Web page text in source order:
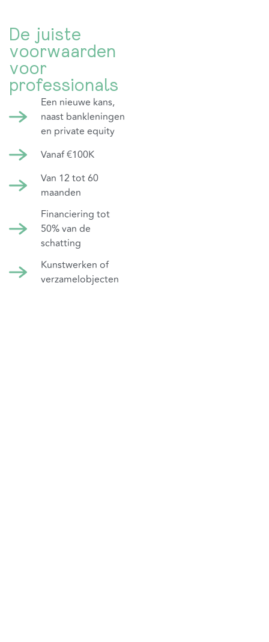
De juiste
voorwaarden
voor
professionals
Een nieuwe kans,
naast bankleningen
en private equity
Vanaf €100K
Van 12 tot 60
maanden
Financiering tot
50% van de
schatting
Kunstwerken of
verzamelobjecten